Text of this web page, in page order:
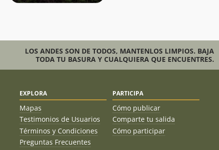
LOS ANDES SON DE TODOS, MANTENLOS LIMPIOS. BAJA
TODA TU BASURA Y CUALQUIERA QUE ENCUENTRES.
EXPLORA
Mapas
Testimonios de Usuarios
Términos y Condiciones
Preguntas Frecuentes
PARTICIPA
Cómo publicar
Comparte tu salida
Cómo participar